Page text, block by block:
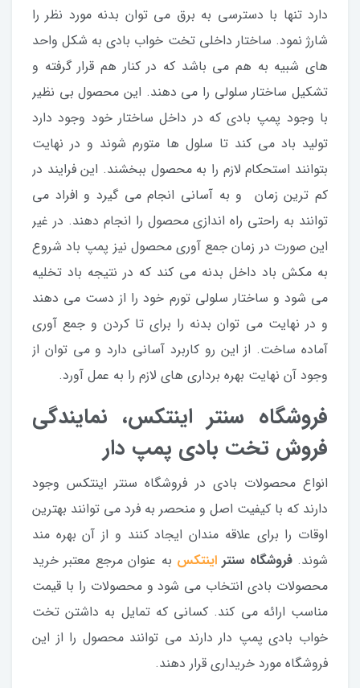
دارد تنها با دسترسی به برق می توان بدنه مورد نظر را
شارژ نمود. ساختار داخلی تخت خواب بادی به شکل واحد
های شبیه به هم می باشد که در کنار هم قرار گرفته و
تشکیل ساختار سلولی را می دهند. این محصول بی نظیر
با وجود پمپ بادی که در داخل ساختار خود وجود دارد
تولید باد می کند تا سلول ها متورم شوند و در نهایت
بتوانند استحکام لازم را به محصول ببخشند. این فرایند در
کم ترین زمان و به آسانی انجام می گیرد و افراد می
توانند به راحتی راه اندازی محصول را انجام دهند. در غیر
این صورت در زمان جمع آوری محصول نیز پمپ باد شروع
به مکش باد داخل بدنه می کند که در نتیجه باد تخلیه
می شود و ساختار سلولی تورم خود را از دست می دهند
و در نهایت می توان بدنه را برای تا کردن و جمع آوری
آماده ساخت. از این رو کاربرد آسانی دارد و می توان از
وجود آن نهایت بهره برداری های لازم را به عمل آورد.
فروشگاه سنتر اینتکس، نمایندگی
فروش تخت بادی پمپ دار
انواع محصولات بادی در فروشگاه سنتر اینتکس وجود
دارند که با کیفیت اصل و منحصر به فرد می توانند بهترین
اوقات را برای علاقه مندان ایجاد کنند و از آن بهره مند
شوند.فروشگاه سنتراینتکس به عنوان مرجع معتبر خرید
محصولات بادی انتخاب می شود و محصولات را با قیمت
مناسب ارائه می کند. کسانی که تمایل به داشتن تخت
خواب بادی پمپ دار دارند می توانند محصول را از این
فروشگاه مورد خریداری قرار دهند.